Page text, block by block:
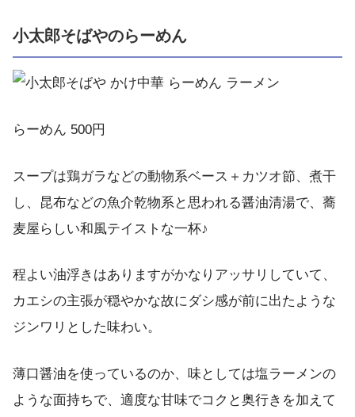
小太郎そばやのらーめん
らーめん 500円
スープは鶏ガラなどの動物系ベース＋カツオ節、煮干
し、昆布などの魚介乾物系と思われる醤油清湯で、蕎
麦屋らしい和風テイストな一杯♪
程よい油浮きはありますがかなりアッサリしていて、
カエシの主張が穏やかな故にダシ感が前に出たような
ジンワリとした味わい。
薄口醤油を使っているのか、味としては塩ラーメンの
ような面持ちで、適度な甘味でコクと奥行きを加えて